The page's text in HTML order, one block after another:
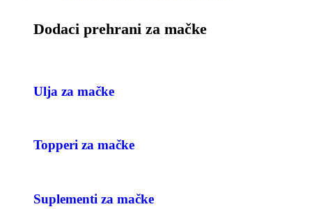
Dodaci prehrani za mačke
Ulja za mačke
Topperi za mačke
Suplementi za mačke